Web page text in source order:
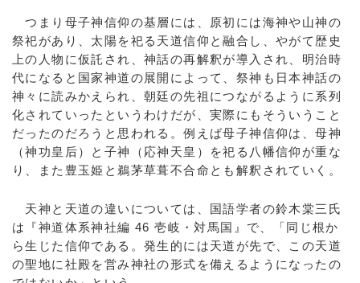
つまり母子神信仰の基層には、原初には海神や山神の
祭祀があり、太陽を祀る天道信仰と融合し、やがて歴史
上の人物に仮託され、神話の再解釈が導入され、明治時
代になると国家神道の展開によって、祭神も日本神話の
神々に読みかえられ、朝廷の先祖につながるように系列
化されていったというわけだが、実際にもそういうこと
だったのだろうと思われる。例えば母子神信仰は、母神
（神功皇后）と子神（応神天皇）を祀る八幡信仰が重な
り、また豊玉姫と鵜茅草葺不合命とも解釈されていく。
天神と天道の違いについては、国語学者の鈴木棠三氏
は『神道体系神社編 46 壱岐・対馬国』で、「同じ根か
ら生じた信仰である。発生的には天道が先で、この天道
の聖地に社殿を営み神社の形式を備えるようになったの